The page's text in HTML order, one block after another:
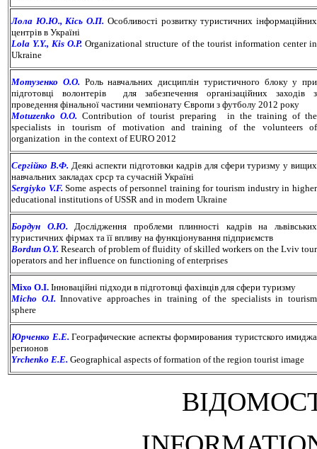
Лола Ю.Ю., Кісь О.П. Особливості розвитку туристичних інформаційних
центрів в Україні
Lola Y.Y., Kis O.P. Organizational structure of the tourist information center in
Ukraine
Мотузенко О.О. Роль навчальних дисциплін туристичного блоку у при
підготовці волонтерів для забезпечення організаційних заходів з
проведення фінальної частини чемпіонату Європи з футболу 2012 року
Motuzenko O.O. Сontribution of tourist preparing in the training of the
specialists in tourism of motivation and training of the volunteers of
organization in the context of EURO 2012
Сергійко В.Ф. Деякі аспекти підготовки кадрів для сфери туризму у вищих
навчальних закладах cрср та сучасній Україні
Sergiyko V.F. Some aspects of personnel training for tourism industry in higher
educational institutions of USSR and in modern Ukraine
Бордун О.Ю. Дослідження проблеми плинності кадрів на львівських
туристичних фірмах та її впливу на функціонування підприємств
Bordun O.Y. Research of problem of fluidity of skilled workers on the Lviv tour
operators and her influence on functioning of enterprises
Міхо О.І. Інноваційні підходи в підготовці фахівців для сфери туризму
Micho O.I. Innovative approaches in training of the specialists in tourism
sphere
Юрченко Е.Е. Географические аспекты формирования туристского имиджа
регионов
Yrchenko E.E. Geographical aspects of formation of the region tourist image